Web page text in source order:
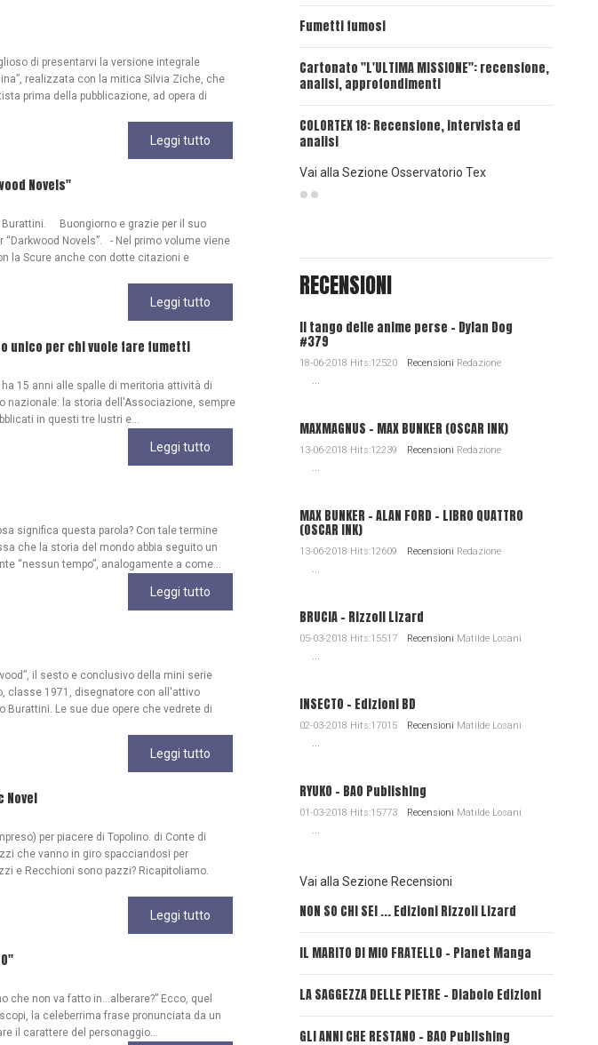
di presentarvi la versione integrale
realizzata con la mitica Silvia Ziche, che
prima della pubblicazione, ad opera di
Leggi tutto
Novels"
Buongiorno e grazie per il suo
Novels”. - Nel primo volume viene
la Scure anche con dotte citazioni e
Leggi tutto
unico per chi vuole fare fumetti
15 anni alle spalle di meritoria attività di
nazionale: la storia dell'Associazione, sempre
in questi tre lustri e...
Leggi tutto
significa questa parola? Con tale termine
che la storia del mondo abbia seguito un
“nessun tempo”, analogamente a come...
Leggi tutto
il sesto e conclusivo della mini serie
classe 1971, disegnatore con all'attivo
Le sue due opere che vedrete di
Leggi tutto
Novel
per piacere di Topolino. di Conte di
che vanno in giro spacciandosi per
e Recchioni sono pazzi? Ricapitoliamo.
Leggi tutto
non va fatto in…alberare?” Ecco, quel
la celeberrima frase pronunciata da un
il carattere del personaggio...
Fumetti fumosi
Cartonato "L'ULTIMA MISSIONE": recensione,
analisi, approfondimenti
COLORTEX 18: Recensione, intervista ed
analisi
UNA
UNA
Vai alla Sezione Osservatorio Tex
RECENSIONI
Il tango delle anime perse - Dylan Dog
#379
18-06-2018 Hits:12520 Recensioni Redazione
...
MAXMAGNUS – MAX BUNKER (OSCAR INK)
13-06-2018 Hits:12239 Recensioni Redazione
...
MAX BUNKER – ALAN FORD – LIBRO QUATTRO
(OSCAR INK)
13-06-2018 Hits:12609 Recensioni Redazione
...
BRUCIA - Rizzoli Lizard
05-03-2018 Hits:15517 Recensioni Matilde Losani
...
INSECTO - Edizioni BD
02-03-2018 Hits:17015 Recensioni Matilde Losani
...
RYUKO - BAO Publishing
01-03-2018 Hits:15773 Recensioni Matilde Losani
...
Vai alla Sezione Recensioni
NON SO CHI SEI ... Edizioni Rizzoli Lizard
IL MARITO DI MIO FRATELLO - Planet Manga
LA SAGGEZZA DELLE PIETRE - Diabolo Edizioni
GLI ANNI CHE RESTANO - BAO Publishing